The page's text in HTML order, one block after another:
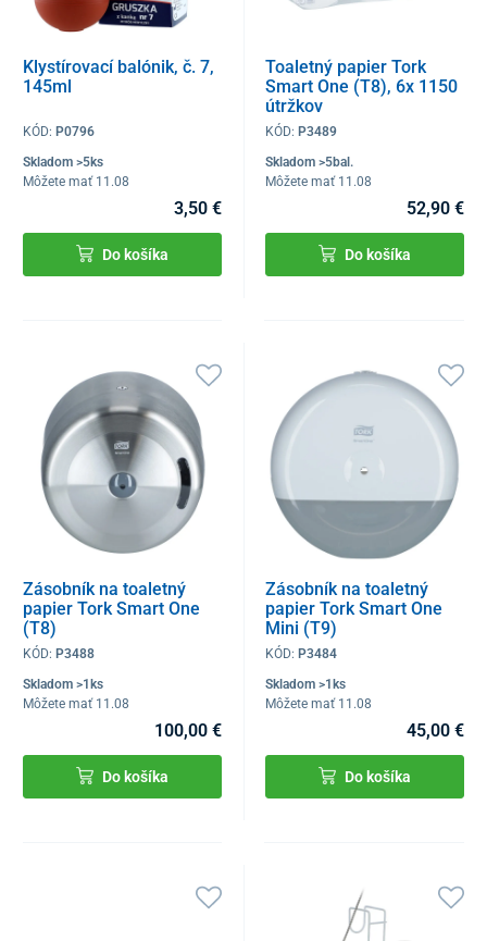
Klystírovací balónik, č. 7,
145ml
KÓD: P0796
Skladom >5ks
Môžete mať 11.08
3,50 €
Do košíka
Toaletný papier Tork
Smart One (T8), 6x 1150
útržkov
KÓD: P3489
Skladom >5bal.
Môžete mať 11.08
52,90 €
Do košíka
Zásobník na toaletný
papier Tork Smart One
(T8)
KÓD: P3488
Skladom >1ks
Môžete mať 11.08
100,00 €
Do košíka
Zásobník na toaletný
papier Tork Smart One
Mini (T9)
KÓD: P3484
Skladom >1ks
Môžete mať 11.08
45,00 €
Do košíka